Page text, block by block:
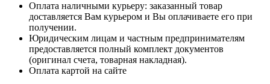
Оплата наличными курьеру: заказанный товар
доставляется Вам курьером и Вы оплачиваете его при
получении.
Юридическим лицам и частным предпринимателям
предоставляется полный комплект документов
(оригинал счета, товарная накладная).
Оплата картой на сайте